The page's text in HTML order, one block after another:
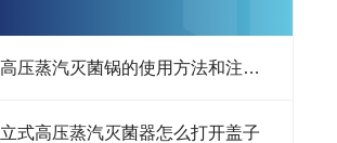
高压蒸汽灭菌锅的使用方法和注意事项
立式高压蒸汽灭菌器怎么打开盖子